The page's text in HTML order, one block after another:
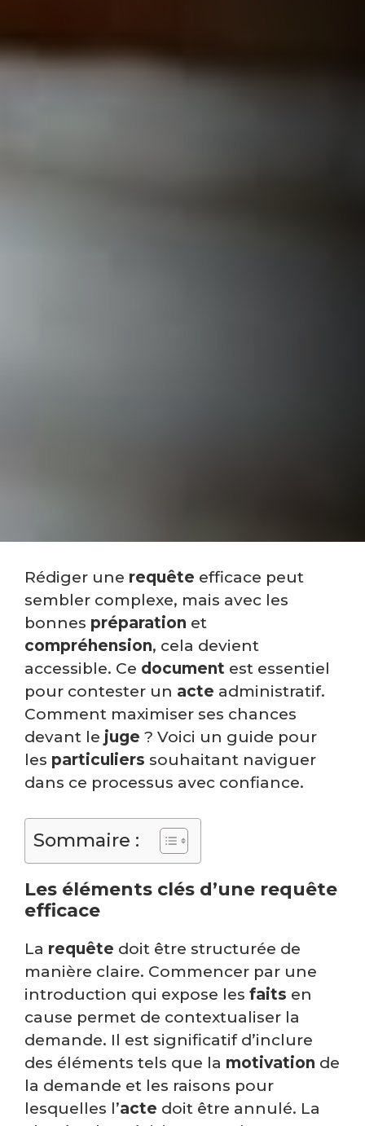
Rédiger une requête efficace peut
sembler complexe, mais avec les
bonnes préparation et
compréhension, cela devient
accessible. Ce document est essentiel
pour contester un acte administratif.
Comment maximiser ses chances
devant le juge ? Voici un guide pour
les particuliers souhaitant naviguer
dans ce processus avec confiance.
Sommaire :
Les éléments clés d’une requête
efficace
La requête doit être structurée de
manière claire. Commencer par une
introduction qui expose les faits en
cause permet de contextualiser la
demande. Il est significatif d’inclure
des éléments tels que la motivation de
la demande et les raisons pour
lesquelles l’acte doit être annulé. La